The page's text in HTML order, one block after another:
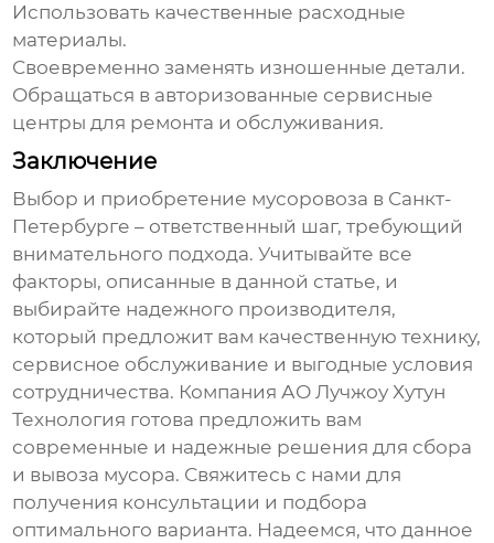
Использовать качественные расходные
материалы.
Своевременно заменять изношенные детали.
Обращаться в авторизованные сервисные
центры для ремонта и обслуживания.
Заключение
Выбор и приобретение мусоровоза в Санкт-
Петербурге – ответственный шаг, требующий
внимательного подхода. Учитывайте все
факторы, описанные в данной статье, и
выбирайте надежного производителя,
который предложит вам качественную технику,
сервисное обслуживание и выгодные условия
сотрудничества. Компания АО Лучжоу Хутун
Технология готова предложить вам
современные и надежные решения для сбора
и вывоза мусора. Свяжитесь с нами для
получения консультации и подбора
оптимального варианта. Надеемся, что данное